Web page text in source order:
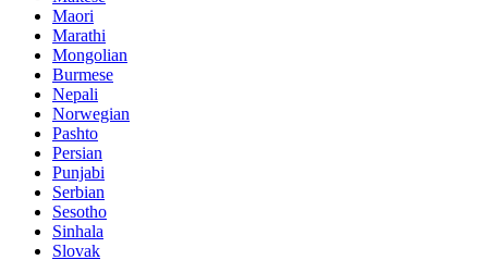
Maori
Marathi
Mongolian
Burmese
Nepali
Norwegian
Pashto
Persian
Punjabi
Serbian
Sesotho
Sinhala
Slovak